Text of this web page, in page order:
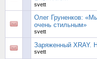
svett
Олег Груненков:
очень стильным»
svett
Заряженный XRAY.
svett